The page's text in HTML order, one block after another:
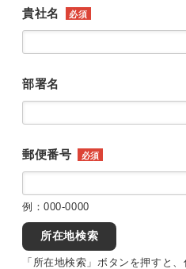
貴社名 必須
部署名
郵便番号 必須
例：000-0000
所在地検索
「所在地検索」ボタンを押すと